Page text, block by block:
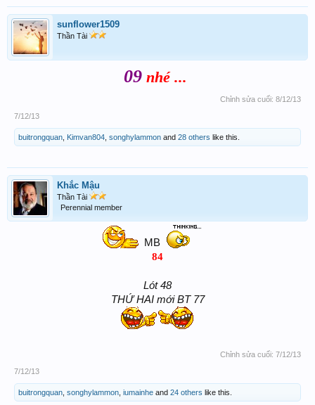
sunflower1509
Thần Tài
09 nhé ...
Chỉnh sửa cuối: 8/12/13
7/12/13
buitrongquan Kimvan804 songhylammon and 28 others like this.
Khắc Mậu
Thần Tài
Perennial member
MB
84
Lót 48
THỨ HAI mới BT 77
Chỉnh sửa cuối: 7/12/13
7/12/13
buitrongquan songhylammon iumainhe and 24 others like this.